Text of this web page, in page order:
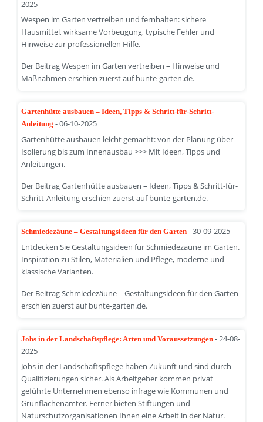
2025
Wespen im Garten vertreiben und fernhalten: sichere
Hausmittel, wirksame Vorbeugung, typische Fehler und
Hinweise zur professionellen Hilfe.
Der Beitrag Wespen im Garten vertreiben – Hinweise und
Maßnahmen erschien zuerst auf bunte-garten.de.
Gartenhütte ausbauen – Ideen, Tipps & Schritt-für-Schritt-
Anleitung - 06-10-2025
Gartenhütte ausbauen leicht gemacht: von der Planung über
Isolierung bis zum Innenausbau >>> Mit Ideen, Tipps und
Anleitungen.
Der Beitrag Gartenhütte ausbauen – Ideen, Tipps & Schritt-für-
Schritt-Anleitung erschien zuerst auf bunte-garten.de.
Schmiedezäune – Gestaltungsideen für den Garten - 30-09-2025
Entdecken Sie Gestaltungsideen für Schmiedezäune im Garten.
Inspiration zu Stilen, Materialien und Pflege, moderne und
klassische Varianten.
Der Beitrag Schmiedezäune – Gestaltungsideen für den Garten
erschien zuerst auf bunte-garten.de.
Jobs in der Landschaftspflege: Arten und Voraussetzungen - 24-08-
2025
Jobs in der Landschaftspflege haben Zukunft und sind durch
Qualifizierungen sicher. Als Arbeitgeber kommen privat
geführte Unternehmen ebenso infrage wie Kommunen und
Grünflächenämter. Ferner bieten Stiftungen und
Naturschutzorganisationen Ihnen eine Arbeit in der Natur.